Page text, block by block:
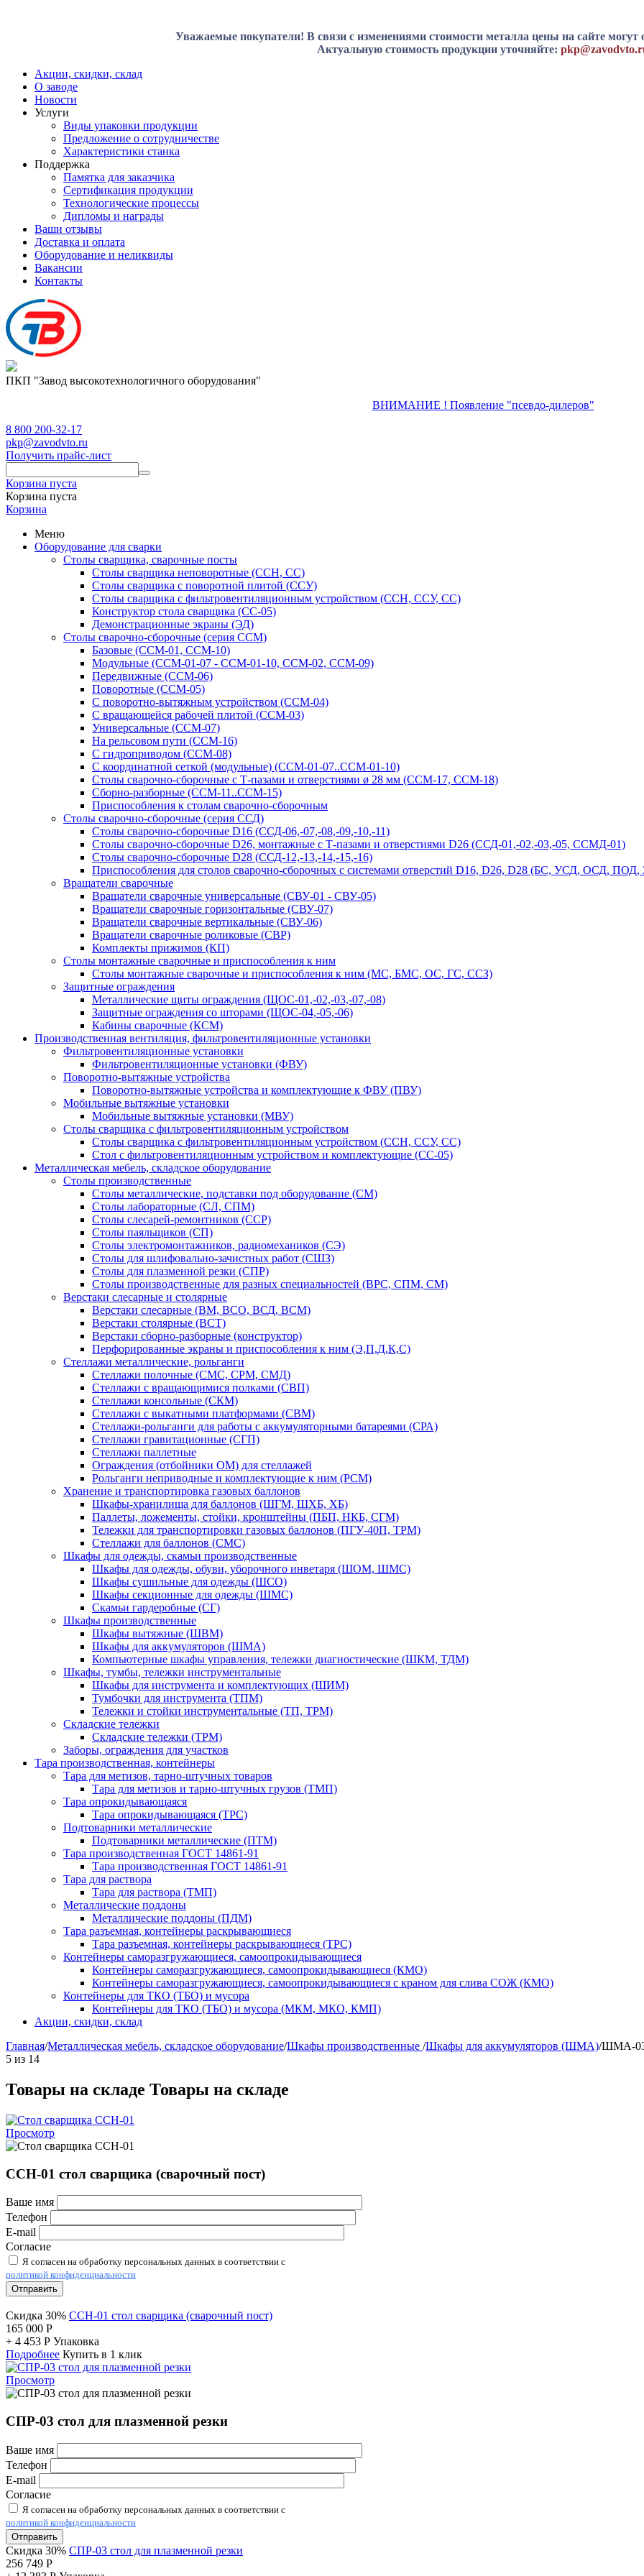
Уважаемые покупатели! В связи с изменениями стоимости металла цены на сайте могут
Актуальную стоимость продукции уточняйте:
Акции, скидки, склад
О заводе
Новости
Услуги
Виды упаковки продукции
Предложение о сотрудничестве
Характеристики станка
Поддержка
Памятка для заказчика
Сертификация продукции
Технологические процессы
Дипломы и награды
Ваши отзывы
Доставка и оплата
Оборудование и неликвиды
Вакансии
Контакты
ПКП "Завод высокотехнологичного оборудования"
ВНИМАНИЕ ! Появление "псевдо-дилеров"
8 800 200-32-17
pkp@zavodvto.ru
Получить прайс-лист
Корзина пуста
Корзина пуста
Корзина
Меню
Оборудование для сварки
Столы сварщика, сварочные посты
Столы сварщика неповоротные (ССН, СС)
Столы сварщика с поворотной плитой (ССУ)
Столы сварщика с фильтровентиляционным устройством (ССН, ССУ, СС)
Конструктор стола сварщика (СС-05)
Демонстрационные экраны (ЭД)
Столы сварочно-сборочные (серия ССМ)
Базовые (ССМ-01, ССМ-10)
Модульные (ССМ-01-07 - ССМ-01-10, ССМ-02, ССМ-09)
Передвижные (ССМ-06)
Поворотные (ССМ-05)
С поворотно-вытяжным устройством (ССМ-04)
С вращающейся рабочей плитой (ССМ-03)
Универсальные (ССМ-07)
На рельсовом пути (ССМ-16)
С гидроприводом (ССМ-08)
С координатной сеткой (модульные) (ССМ-01-07..ССМ-01-10)
Столы сварочно-сборочные с Т-пазами и отверстиями ø 28 мм (ССМ-17, ССМ-18)
Сборно-разборные (ССМ-11..ССМ-15)
Приспособления к столам сварочно-сборочным
Столы сварочно-сборочные (серия ССД)
Столы сварочно-сборочные D16 (ССД-06,-07,-08,-09,-10,-11)
Столы сварочно-сборочные D26, монтажные с Т-пазами и отверстиями D26 (ССД-01,-02,-03,-05, ССМД-01)
Столы сварочно-сборочные D28 (ССД-12,-13,-14,-15,-16)
Приспособления для столов сварочно-сборочных с системами отверстий D16, D26, D28 (БС, УСД, ОСД,
Вращатели сварочные
Вращатели сварочные универсальные (СВУ-01 - СВУ-05)
Вращатели сварочные горизонтальные (СВУ-07)
Вращатели сварочные вертикальные (СВУ-06)
Вращатели сварочные роликовые (СВР)
Комплекты прижимов (КП)
Столы монтажные сварочные и приспособления к ним
Столы монтажные сварочные и приспособления к ним (МС, БМС, ОС, ГС, ССЗ)
Защитные ограждения
Металлические щиты ограждения (ЩОС-01,-02,-03,-07,-08)
Защитные ограждения со шторами (ЩОС-04,-05,-06)
Кабины сварочные (КСМ)
Производственная вентиляция, фильтровентиляционные установки
Фильтровентиляционные установки
Фильтровентиляционные установки (ФВУ)
Поворотно-вытяжные устройства
Поворотно-вытяжные устройства и комплектующие к ФВУ (ПВУ)
Мобильные вытяжные установки
Мобильные вытяжные установки (МВУ)
Столы сварщика с фильтровентиляционным устройством
Столы сварщика с фильтровентиляционным устройством (ССН, ССУ, СС)
Стол с фильтровентиляционным устройством и комплектующие (СС-05)
Металлическая мебель, складское оборудование
Столы производственные
Столы металлические, подставки под оборудование (СМ)
Столы лабораторные (СЛ, СПМ)
Столы слесарей-ремонтников (ССР)
Столы паяльщиков (СП)
Столы электромонтажников, радиомехаников (СЭ)
Столы для шлифовально-зачистных работ (СШЗ)
Столы для плазменной резки (СПР)
Столы производственные для разных специальностей (ВРС, СПМ, СМ)
Верстаки слесарные и столярные
Верстаки слесарные (ВМ, ВСО, ВСД, ВСМ)
Верстаки столярные (ВСТ)
Верстаки сборно-разборные (конструктор)
Перфорированные экраны и приспособления к ним (Э,П,Д,К,С)
Стеллажи металлические, рольганги
Стеллажи полочные (СМС, СРМ, СМД)
Стеллажи с вращающимися полками (СВП)
Стеллажи консольные (СКМ)
Стеллажи с выкатными платформами (СВМ)
Стеллажи-рольганги для работы с аккумуляторными батареями (СРА)
Стеллажи гравитационные (СГП)
Стеллажи паллетные
Ограждения (отбойники ОМ) для стеллажей
Рольганги неприводные и комплектующие к ним (РСМ)
Хранение и транспортировка газовых баллонов
Шкафы-хранилища для баллонов (ШГМ, ШХБ, ХБ)
Паллеты, ложементы, стойки, кронштейны (ПБП, НКБ, СГМ)
Тележки для транспортировки газовых баллонов (ПГУ-40П, ТРМ)
Стеллажи для баллонов (СМС)
Шкафы для одежды, скамьи производственные
Шкафы для одежды, обуви, уборочного инветаря (ШОМ, ШМС)
Шкафы сушильные для одежды (ШСО)
Шкафы секционные для одежды (ШМС)
Скамьи гардеробные (СГ)
Шкафы производственные
Шкафы вытяжные (ШВМ)
Шкафы для аккумуляторов (ШМА)
Компьютерные шкафы управления, тележки диагностические (ШКМ, ТДМ)
Шкафы, тумбы, тележки инструментальные
Шкафы для инструмента и комплектующих (ШИМ)
Тумбочки для инструмента (ТПМ)
Тележки и стойки инструментальные (ТП, ТРМ)
Складские тележки
Складские тележки (ТРМ)
Заборы, ограждения для участков
Тара производственная, контейнеры
Тара для метизов, тарно-штучных товаров
Тара для метизов и тарно-штучных грузов (ТМП)
Тара опрокидывающаяся
Тара опрокидывающаяся (ТРС)
Подтоварники металлические
Подтоварники металлические (ПТМ)
Тара производственная ГОСТ 14861-91
Тара производственная ГОСТ 14861-91
Тара для раствора
Тара для раствора (ТМП)
Металлические поддоны
Металлические поддоны (ПДМ)
Тара разъемная, контейнеры раскрывающиеся
Тара разъемная, контейнеры раскрывающиеся (ТРС)
Контейнеры саморазгружающиеся, самоопрокидывающиеся
Контейнеры саморазгружающиеся, самоопрокидывающиеся (КМО)
Контейнеры саморазгружающиеся, самоопрокидывающиеся с краном для слива СОЖ (КМО)
Контейнеры для ТКО (ТБО) и мусора
Контейнеры для ТКО (ТБО) и мусора (МКМ, МКО, КМП)
Акции, скидки, склад
Главная/Металлическая мебель, складское оборудование/Шкафы производственные /Шкафы для аккумуляторов (ШМА)/ШМА-03
5 из 14
Товары на складе Товары на складе
Просмотр
ССН-01 стол сварщика (сварочный пост)
Ваше имя
Телефон
E-mail
Согласие
Я согласен на обработку персональных данных в соответствии с
политикой конфиденциальности
Отправить
Скидка 30% ССН-01 стол сварщика (сварочный пост)
165 000 Р
+ 4 453 Р Упаковка
Подробнее Купить в 1 клик
Просмотр
СПР-03 стол для плазменной резки
Ваше имя
Телефон
E-mail
Согласие
Я согласен на обработку персональных данных в соответствии с
политикой конфиденциальности
Отправить
Скидка 30% СПР-03 стол для плазменной резки
256 749 Р